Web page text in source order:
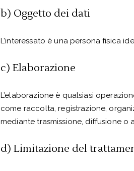
b) Oggetto dei dati
L’interessato è una persona fisica
c) Elaborazione
L’elaborazione è qualsiasi
come raccolta, registrazione,
mediante trasmissione, diffusione o
d) Limitazione del